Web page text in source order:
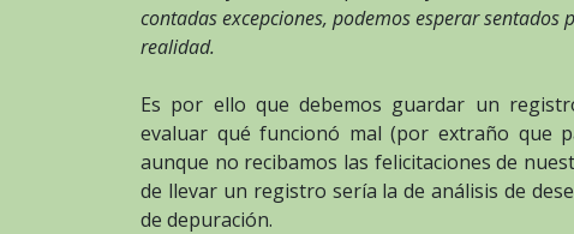
contadas excepciones, podemos esperar
realidad.
Es por ello que debemos guardar un
evaluar qué funcionó mal (por extraño que
aunque no recibamos las felicitaciones de
de llevar un registro sería la de análisis de
de depuración.